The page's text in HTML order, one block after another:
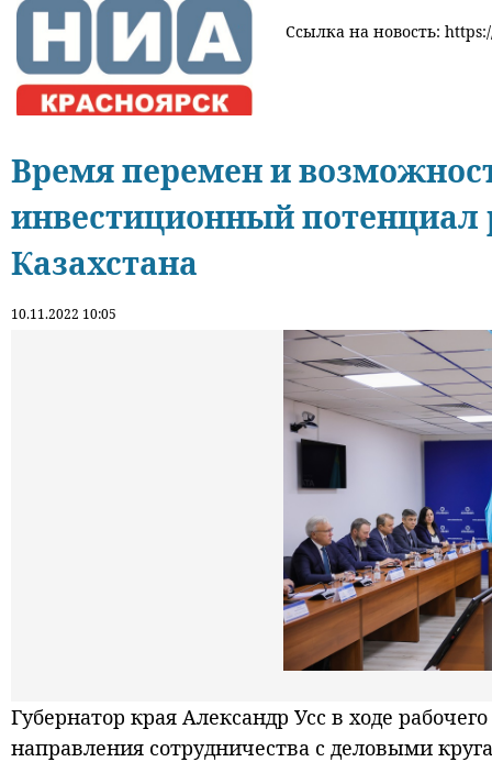
Ссылка на новость:
Время перемен и
инвестиционный потенциал
Казахстана
10.11.2022 10:05
Губернатор края Александр Усс в ходе
направления сотрудничества с деловыми